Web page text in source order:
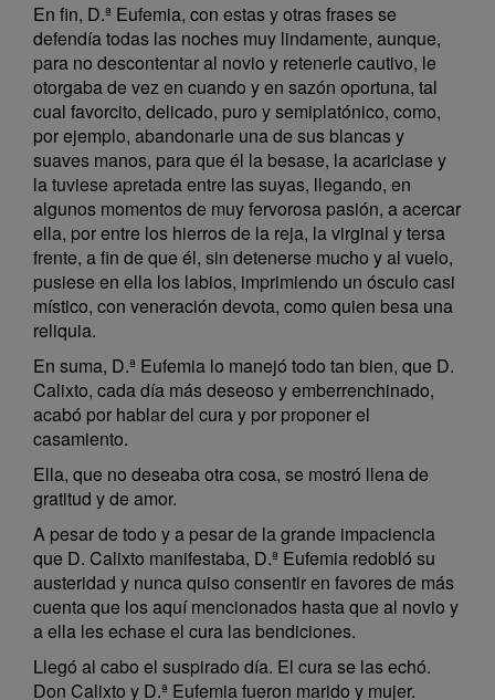
En fin, D.ª Eufemia, con estas y otras frases se
defendía todas las noches muy lindamente, aunque,
para no descontentar al novio y retenerle cautivo, le
otorgaba de vez en cuando y en sazón oportuna, tal
cual favorcito, delicado, puro y semiplatónico, como,
por ejemplo, abandonarle una de sus blancas y
suaves manos, para que él la besase, la acariciase y
la tuviese apretada entre las suyas, llegando, en
algunos momentos de muy fervorosa pasión, a acercar
ella, por entre los hierros de la reja, la virginal y tersa
frente, a fin de que él, sin detenerse mucho y al vuelo,
pusiese en ella los labios, imprimiendo un ósculo casi
místico, con veneración devota, como quien besa una
reliquia.
En suma, D.ª Eufemia lo manejó todo tan bien, que D.
Calixto, cada día más deseoso y emberrenchinado,
acabó por hablar del cura y por proponer el
casamiento.
Ella, que no deseaba otra cosa, se mostró llena de
gratitud y de amor.
A pesar de todo y a pesar de la grande impaciencia
que D. Calixto manifestaba, D.ª Eufemia redobló su
austeridad y nunca quiso consentir en favores de más
cuenta que los aquí mencionados hasta que al novio y
a ella les echase el cura las bendiciones.
Llegó al cabo el suspirado día. El cura se las echó.
Don Calixto y D.ª Eufemia fueron marido y mujer.